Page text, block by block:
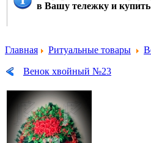
в Вашу тележку и
Главная Ритуальные товары
Венок хвойный №23